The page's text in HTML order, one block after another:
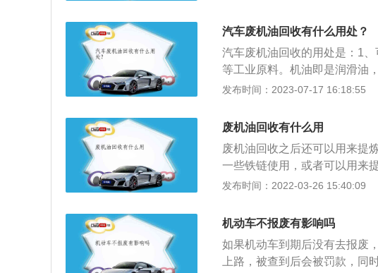
停驶、复驶/注销登记申请表》
受理岗申请，对已达报废年限
限的机动车，经机动车查验岗
单》。3、车主持《通知书》
体。4、回收企业经查验《通
更新汽车技术鉴定表》和《报
岗核对并签字，回收牌证，按
汽车废机油回收有什么用处？
汽车废机油回收的用处是：1
等工业原料。机油即是润滑油
封防漏、防腐防蚀和减震缓冲
新机油倒入油底壳；6、检查
发布时间：2023-07-17 16:18:55
废机油回收有什么用
废机油回收之后还可以用来提
一些铁链使用，或者可以用来
主要是通过化学方法，比如：
的润滑油，提供给自行车链条
机油里提炼出来的杂质或者有
严禁废机油随意买卖。
发布时间：2022-03-26 15:40:09
机动车不报废有影响吗
如果机动车到期后没有去报废
上路，被查到后会被罚款，同